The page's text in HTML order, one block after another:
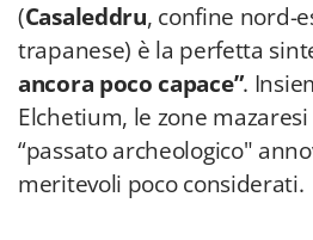
(Casaleddru, confine nord-
trapanese) è la perfetta
ancora poco capace”.
Elchetium, le zone
“passato archeologico"
meritevoli poco considerati.